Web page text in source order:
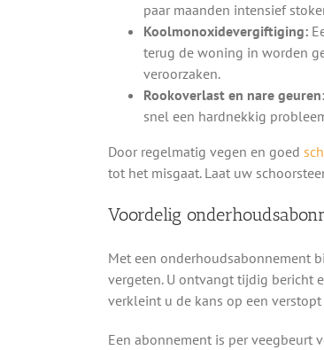
paar maanden intensief
Koolmonoxidevergiftiging:
terug de woning in worden
veroorzaken.
Rookoverlast en nare geuren:
snel een hardnekkig
Door regelmatig vegen en goed
tot het misgaat. Laat uw
Voordelig
Met een onderhoudsabonnement
vergeten. U ontvangt tijdig bericht
verkleint u de kans op een
Een abonnement is per veegbeurt